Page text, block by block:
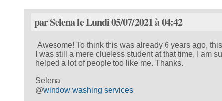
par Selena le Lundi 05/07/2021 à 04:42
Awesome! To think this was already 6 years ago,
I was still a mere clueless student at that time, I am
helped a lot of people too like me. Thanks.
Selena
@window washing services